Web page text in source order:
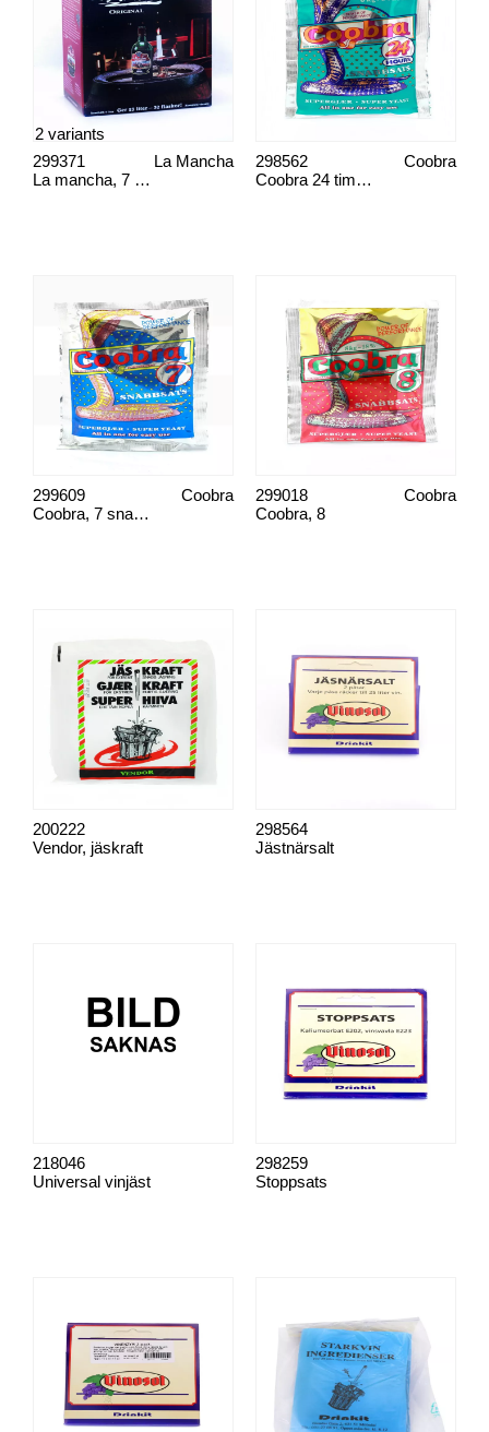
La mancha, 7 dagars
La Mancha
299371
2 variants
Coobra 24 tim, snabbsats
Coobra
298562
Coobra, 7 snabbsats
Coobra
299609
Coobra, 8
Coobra
299018
Vendor, jäskraft
200222
Jästnärsalt
298564
Universal vinjäst
218046
Stoppsats
298259